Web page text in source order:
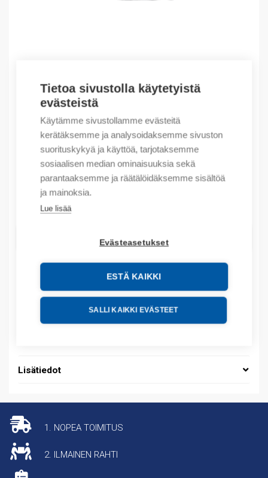
Tietoa sivustolla käytetyistä
evästeistä
Käytämme sivustollamme evästeitä
kerätäksemme ja analysoidaksemme sivuston
suorituskykyä ja käyttöä, tarjotaksemme
sosiaalisen median ominaisuuksia sekä
parantaaksemme ja räätälöidäksemme sisältöä
ja mainoksia.
Lue lisää
Evästeasetukset
ESTÄ KAIKKI
SALLI KAIKKI EVÄSTEET
Outlet – Erikoishinnat
(X) TB20-C Buscoupler ModbusTCP
149,68€/ myyntierä
Myyntierä sis. 1 kpl
Määrä
Määrä
LISÄÄ OSTOSKORIIN
Tuotekoodit
Tilauskoodi: 6001701AA11
Lisätiedot
1. NOPEA TOIMITUS
2. ILMAINEN RAHTI